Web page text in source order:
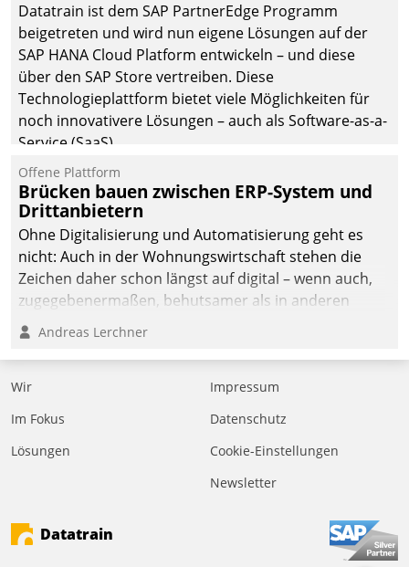
Datatrain ist dem SAP PartnerEdge Programm
beigetreten und wird nun eigene Lösungen auf der
SAP HANA Cloud Platform entwickeln – und diese
über den SAP Store vertreiben. Diese
Technologieplattform bietet viele Möglichkeiten für
noch innovativere Lösungen – auch als Software-as-a-
Service (SaaS).
Offene Plattform
Brücken bauen zwischen ERP-System und
Drittanbietern
Ohne Digitalisierung und Automatisierung geht es
nicht: Auch in der Wohnungswirtschaft stehen die
Zeichen daher schon längst auf digital – wenn auch,
zugegebenermaßen, behutsamer als in anderen
Branchen.
Andreas Lerchner
Wir
Im Fokus
Lösungen
Impressum
Datenschutz
Cookie-Einstellungen
Newsletter
Datatrain